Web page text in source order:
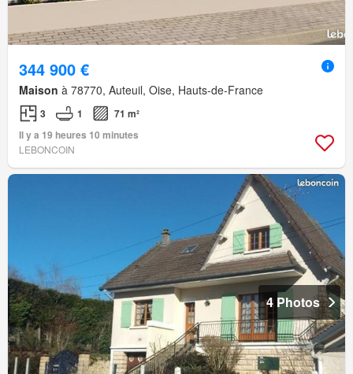
344 900 €
Maison à 78770, Auteuil, Oise, Hauts-de-France
3 1
71 m²
Il y a 19 heures 10 minutes
LEBONCOIN
4 Photos